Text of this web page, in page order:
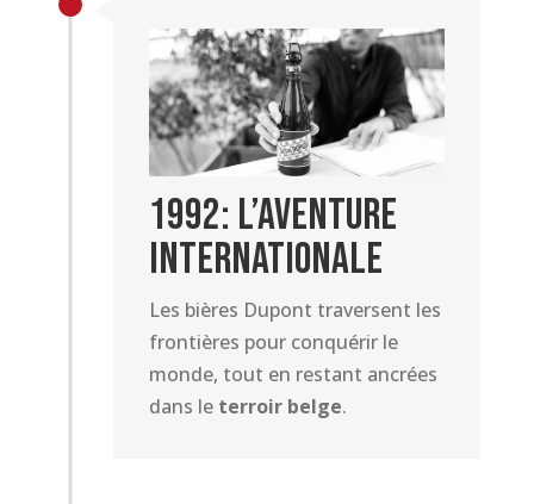
1992: L’Aventure
Internationale
Les bières Dupont traversent les
frontières pour conquérir le
monde, tout en restant ancrées
dans le terroir belge.